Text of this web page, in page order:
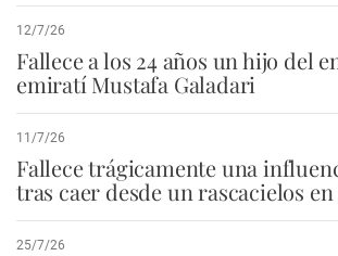
12/7/26
Fallece a los 24 años un hijo del
emiratí Mustafa Galadari
11/7/26
Fallece trágicamente una
tras caer desde un rascacielos en
25/7/26